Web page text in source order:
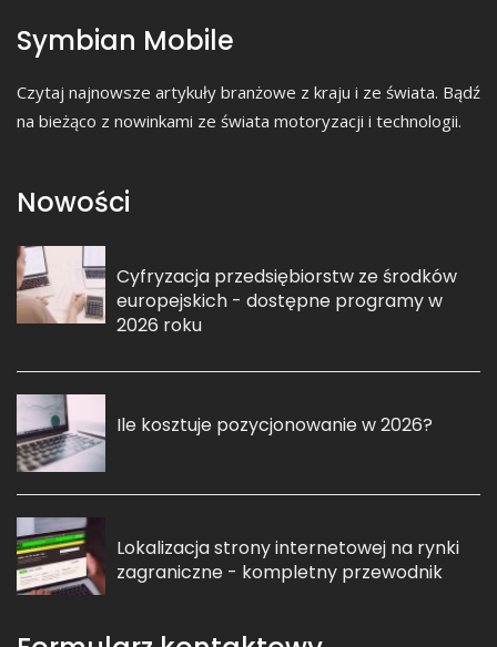
Symbian Mobile
Czytaj najnowsze artykuły branżowe z kraju i ze świata. Bądź
na bieżąco z nowinkami ze świata motoryzacji i technologii.
Nowości
Cyfryzacja przedsiębiorstw ze środków
europejskich - dostępne programy w
2026 roku
Ile kosztuje pozycjonowanie w 2026?
Lokalizacja strony internetowej na rynki
zagraniczne - kompletny przewodnik